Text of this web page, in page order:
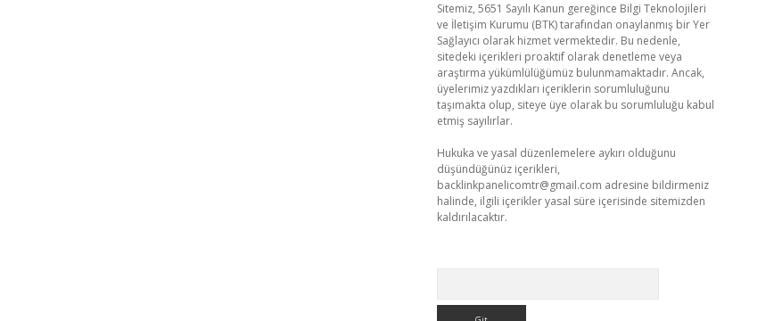
Sitemiz, 5651 Sayılı Kanun gereğince Bilgi Teknolojileri
ve İletişim Kurumu (BTK) tarafından onaylanmış bir Yer
Sağlayıcı olarak hizmet vermektedir. Bu nedenle,
sitedeki içerikleri proaktif olarak denetleme veya
araştırma yükümlülüğümüz bulunmamaktadır. Ancak,
üyelerimiz yazdıkları içeriklerin sorumluluğunu
taşımakta olup, siteye üye olarak bu sorumluluğu kabul
etmiş sayılırlar.
Hukuka ve yasal düzenlemelere aykırı olduğunu
düşündüğünüz içerikleri,
backlinkpanelicomtr@gmail.com adresine bildirmeniz
halinde, ilgili içerikler yasal süre içerisinde sitemizden
kaldırılacaktır.